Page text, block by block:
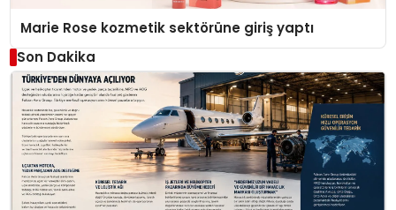
Marie Rose kozmetik sektörüne giriş yaptı
Son Dakika